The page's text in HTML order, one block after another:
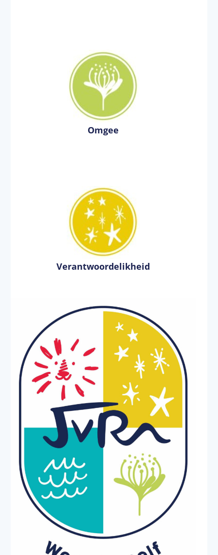
Omgee
Verantwoordelikheid